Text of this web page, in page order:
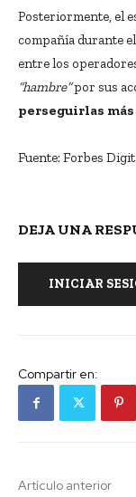
Posteriormente, el
compañía durante
entre los
“hambre”por sus
perseguirlas
Fuente: Forbes
DEJA UNA
INICIAR
Compartir en:
Artículo anterior